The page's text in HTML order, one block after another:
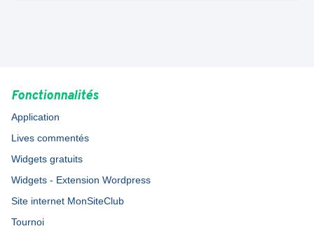
Fonctionnalités
Application
Lives commentés
Widgets gratuits
Widgets - Extension Wordpress
Site internet MonSiteClub
Tournoi